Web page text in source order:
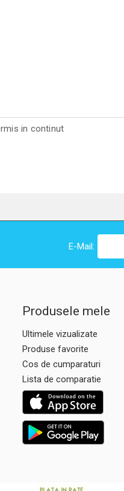
in continut
E-Mail:
Produsele mele
Ultimele vizualizate
Produse favorite
Cos de cumparaturi
Lista de comparatie